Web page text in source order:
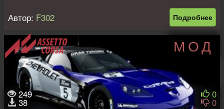
Подробнее
Автор: F302
МОД
249
38
0
0